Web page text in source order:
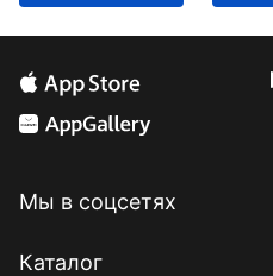
Мы в соцсетях
Каталог